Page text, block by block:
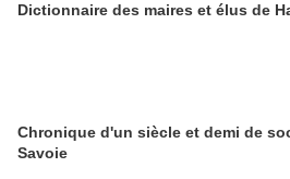
Dictionnaire des maires et élus de
Chronique d'un siècle et demi de
Savoie